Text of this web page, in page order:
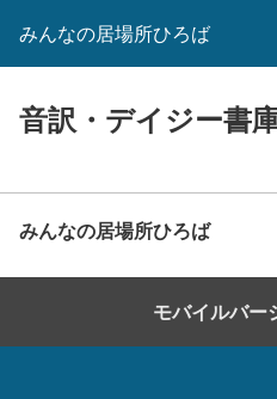
みんなの居場所ひろば
音訳・デイジー書
みんなの居場所ひろば
モバイルバー